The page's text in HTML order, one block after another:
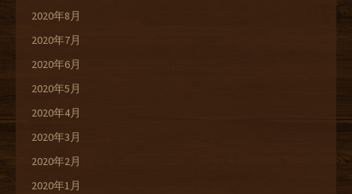
2020年8月
2020年7月
2020年6月
2020年5月
2020年4月
2020年3月
2020年2月
2020年1月